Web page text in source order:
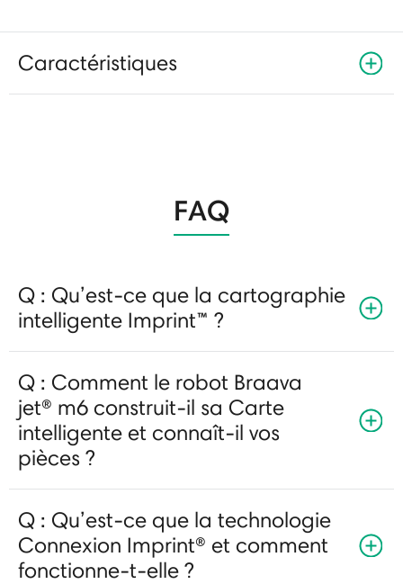
Caractéristiques
FAQ
Q : Qu’est-ce que la cartographie
intelligente Imprint™ ?
Q : Comment le robot Braava
jet® m6 construit-il sa Carte
intelligente et connaît-il vos
pièces ?
Q : Qu’est-ce que la technologie
Connexion Imprint® et comment
fonctionne-t-elle ?